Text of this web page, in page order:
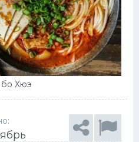
бо Хюэ